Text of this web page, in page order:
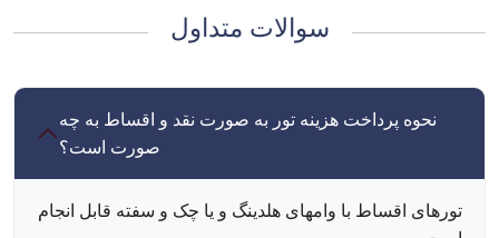
سوالات متداول
نحوه پرداخت هزینه تور به صورت نقد و اقساط به چه
صورت است؟
تورهای اقساط با وامهای هلدینگ و یا چک و سفته قابل انجام